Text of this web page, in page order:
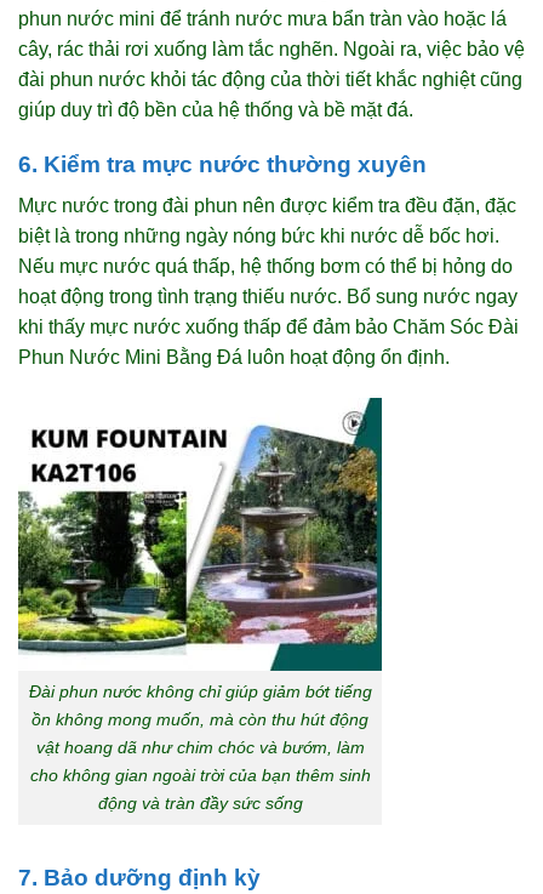
phun nước mini để tránh nước mưa bẩn tràn vào hoặc lá
cây, rác thải rơi xuống làm tắc nghẽn. Ngoài ra, việc bảo vệ
đài phun nước khỏi tác động của thời tiết khắc nghiệt cũng
giúp duy trì độ bền của hệ thống và bề mặt đá.
6. Kiểm tra mực nước thường xuyên
Mực nước trong đài phun nên được kiểm tra đều đặn, đặc
biệt là trong những ngày nóng bức khi nước dễ bốc hơi.
Nếu mực nước quá thấp, hệ thống bơm có thể bị hỏng do
hoạt động trong tình trạng thiếu nước. Bổ sung nước ngay
khi thấy mực nước xuống thấp để đảm bảo Chăm Sóc Đài
Phun Nước Mini Bằng Đá luôn hoạt động ổn định.
Đài phun nước không chỉ giúp giảm bớt tiếng
ồn không mong muốn, mà còn thu hút động
vật hoang dã như chim chóc và bướm, làm
cho không gian ngoài trời của bạn thêm sinh
động và tràn đầy sức sống
7. Bảo dưỡng định kỳ